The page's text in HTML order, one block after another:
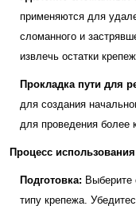
применяются для
сломанного и
извлечь остатки
Прокладка пути для
для создания
для проведения более
Процесс
Подготовка: Выберите
типу крепежа.